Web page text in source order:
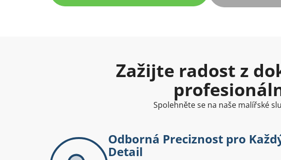
Zažijte radost z
Spolehněte se na naše malířské
Odborná Preciznost pro
Detail